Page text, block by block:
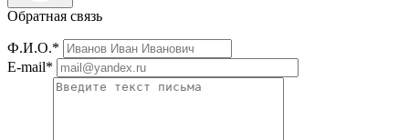
Обратная связь
Ф.И.О.*
E-mail*